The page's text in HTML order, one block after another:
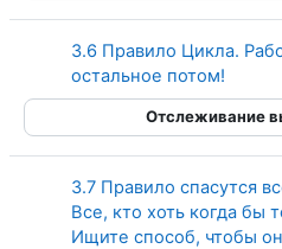
3.6 Правило Цикла.
остальное потом!
Отслеживание
3.7 Правило спасутся
Все, кто хоть когда бы
Ищите способ, чтобы